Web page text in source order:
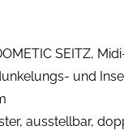
SEITZ,
und
ausstellbar,